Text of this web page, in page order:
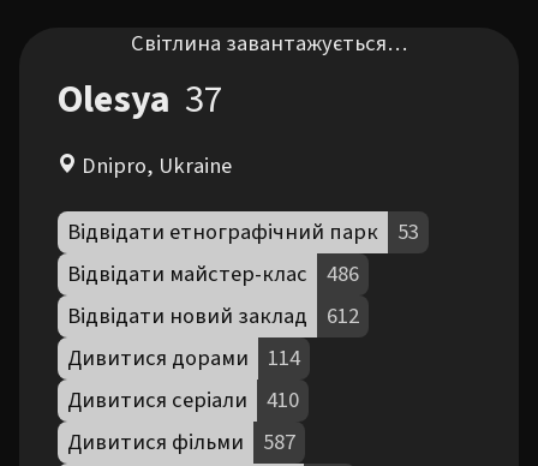
Світлина завантажується…
Olesya 37
Dnipro, Ukraine
Відвідати етнографічний парк
53
Відвідати майстер-клас
486
Відвідати новий заклад
612
Дивитися дорами
114
Дивитися серіали
410
Дивитися фільми
587